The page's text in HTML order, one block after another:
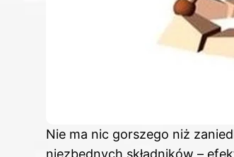
Nie ma nic gorszego niż
niezbędnych składników –